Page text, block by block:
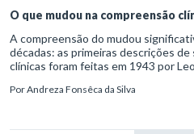
O que mudou na compreensão
A compreensão do mudou significativamente ao longo das últimas
décadas: as primeiras descrições
clínicas foram feitas em 1943 por
PorAndreza Fonsêca da Silva